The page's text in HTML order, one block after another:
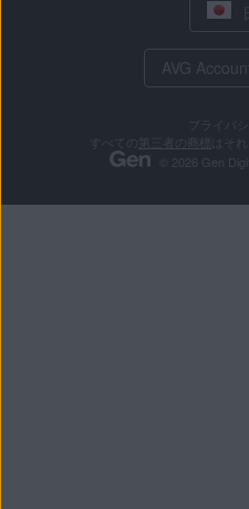
AVG
プライバシ
第三者の商標
はそ
© 2026 Gen